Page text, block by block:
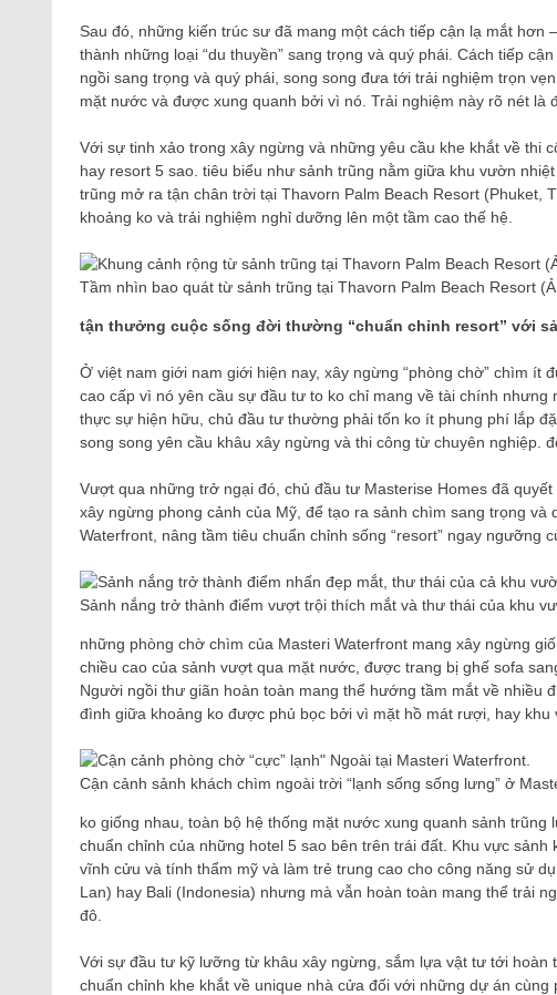
Sau đó, những kiến ​​trúc sư đã mang một cách tiếp cận lạ mắt
thành những loại “du thuyền” sang trọng và quý phái. Cách tiếp
ngồi sang trọng và quý phái, song song đưa tới trải nghiệm trọn
mặt nước và được xung quanh bởi vì nó. Trải nghiệm này rõ nét
Với sự tinh xảo trong xây ngừng và những yêu cầu khe khắt về thi
hay resort 5 sao. tiêu biểu như sảnh trũng nằm giữa khu vườn
trũng mở ra tận chân trời tại Thavorn Palm Beach Resort (Phuket,
khoảng ko và trải nghiệm nghỉ dưỡng lên một tầm cao thế hệ.
Tầm nhìn bao quát từ sảnh trũng tại Thavorn Palm Beach Resort
tận thưởng cuộc sống đời thường “chuẩn chỉnh resort” với
Ở việt nam giới nam giới hiện nay, xây ngừng “phòng chờ” chìm
cao cấp vì nó yên cầu sự đầu tư to ko chỉ mang về tài chính
thực sự hiện hữu, chủ đầu tư thường phải tốn ko ít phung phí lắp
song song yên cầu khâu xây ngừng và thi công từ chuyên nghiệp.
Vượt qua những trở ngại đó, chủ đầu tư Masterise Homes đã
xây ngừng phong cảnh của Mỹ, để tạo ra sảnh chìm sang trọng
Waterfront, nâng tầm tiêu chuẩn chỉnh sống “resort” ngay ngưỡng
Sảnh nắng trở thành điểm vượt trội thích mắt và thư thái của khu
những phòng chờ chìm của Masteri Waterfront mang xây ngừng
chiều cao của sảnh vượt qua mặt nước, được trang bị ghế sofa
Người ngồi thư giãn hoàn toàn mang thể hướng tầm mắt về nhiều
đình giữa khoảng ko được phủ bọc bởi vì mặt hồ mát rượi, hay khu
Cận cảnh sảnh khách chìm ngoài trời “lạnh sống sống lưng” ở
ko giống nhau, toàn bộ hệ thống mặt nước xung quanh sảnh
chuẩn chỉnh của những hotel 5 sao bên trên trái đất. Khu vực
vĩnh cửu và tính thẩm mỹ và làm trẻ trung cao cho công năng sử
Lan) hay Bali (Indonesia) nhưng mà vẫn hoàn toàn mang thể trải
đô.
Với sự đầu tư kỹ lưỡng từ khâu xây ngừng, sắm lựa vật tư tới hoàn
chuẩn chỉnh khe khắt về unique nhà cửa đối với những dự án